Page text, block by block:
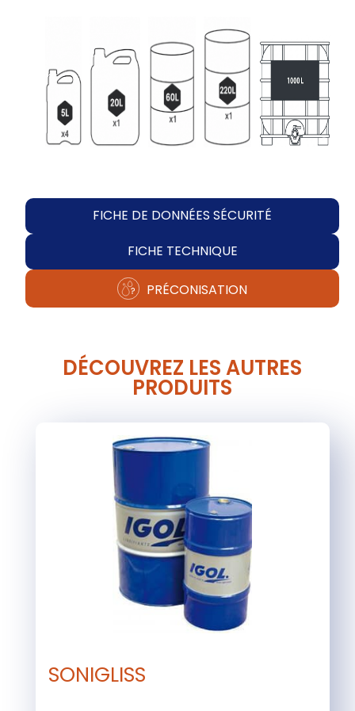
FICHE DE DONNÉES SÉCURITÉ
FICHE TECHNIQUE
PRÉCONISATION
DÉCOUVREZ LES AUTRES
PRODUITS
SONIGLISS